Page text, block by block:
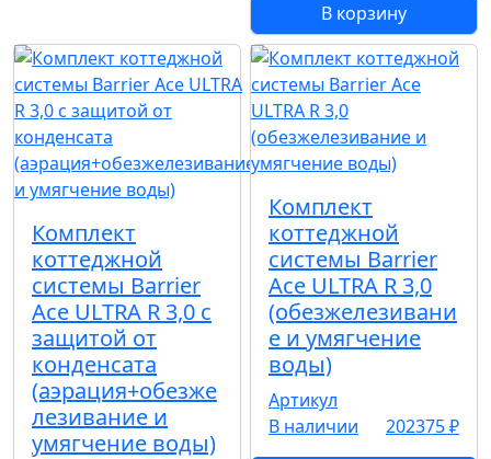
В корзину
Комплект
коттеджной
системы Barrier
Ace ULTRA R 3,0 с
защитой от
конденсата
(аэрация+обезже
лезивание и
умягчение воды)
Комплект
коттеджной
системы Barrier
Ace ULTRA R 3,0
(обезжелезивани
е и умягчение
воды)
Артикул
В наличии
202375 ₽